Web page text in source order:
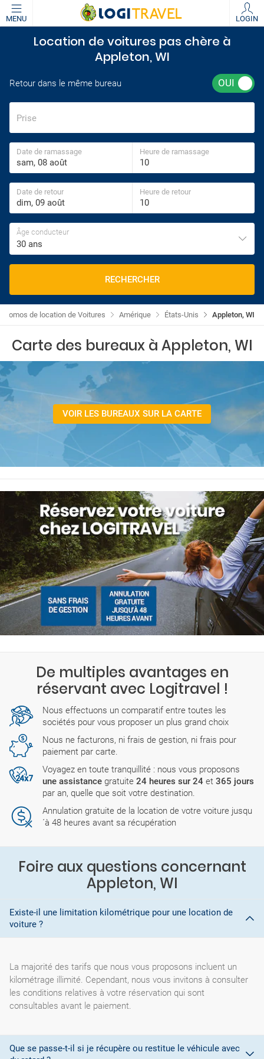
MENU LOGIN
Location de voitures pas chère à
Appleton, WI
Retour dans le même bureau
Prise
Date de ramassage Heure de ramassage
Date de retour Heure de retour
Âge conducteur
30 ans
RECHERCHER
Appleton, WI
États-Unis
Amérique
Promos de location de Voitures
Carte des bureaux à Appleton, WI
VOIR LES BUREAUX SUR LA CARTE
De multiples avantages en
réservant avec Logitravel !
Nous effectuons un comparatif entre toutes les
sociétés pour vous proposer un plus grand choix
Nous ne facturons, ni frais de gestion, ni frais pour
paiement par carte.
Voyagez en toute tranquillité : nous vous proposons
une assistance gratuite 24 heures sur 24 et 365 jours
par an, quelle que soit votre destination.
Annulation gratuite de la location de votre voiture jusqu
´à 48 heures avant sa récupération
Foire aux questions concernant
Appleton, WI
Existe-il une limitation kilométrique pour une location de
voiture ?
La majorité des tarifs que nous vous proposons incluent un
kilométrage illimité. Cependant, nous vous invitons à consulter
les conditions relatives à votre réservation qui sont
consultables avant le paiement.
Que se passe-t-il si je récupère ou restitue le véhicule avec